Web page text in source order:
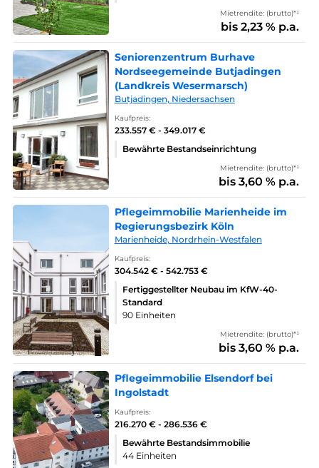
Mietrendite: (brutto)*¹
bis 2,23 % p.a.
Seniorenzentrum Burhave
Nordseegemeinde Butjadingen
(Landkreis Wesermarsch)
Butjadingen, Niedersachsen
Kaufpreis:
233.557 € - 349.017 €
Bewährte Bestandseinrichtung
Mietrendite: (brutto)*¹
bis 3,60 % p.a.
Pflegeimmobilie Marienheide im
Regierungsbezirk Köln
Marienheide, Nordrhein-Westfalen
Kaufpreis:
304.542 € - 542.753 €
Fertiggestellter Neubau im KfW-40-
Standard
90 Einheiten
Mietrendite: (brutto)*¹
bis 3,60 % p.a.
Pflegeimmobilie Elsendorf bei
Ingolstadt
Kaufpreis:
216.270 € - 286.536 €
Bewährte Bestandsimmobilie
44 Einheiten